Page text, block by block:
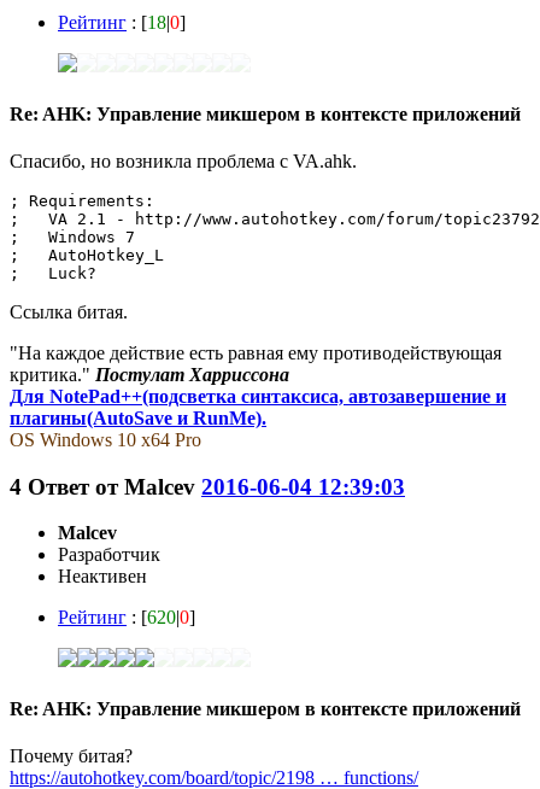
Рейтинг : [18|0]
Re: AHK: Управление микшером в контексте приложений
Спасибо, но возникла проблема с VA.ahk.
; Requirements:
;   VA 2.1 - http://www.autohotkey.com/forum/
;   Windows 7
;   AutoHotkey_L
;   Luck?
Ссылка битая.
"На каждое действие есть равная ему противодействующая
критика." Постулат Харриссона
Для NotePad++(подсветка синтаксиса, автозавершение и
плагины(AutoSave и RunMe).
OS Windows 10 x64 Pro
4 Ответ отMalcev 2016-06-04 12:39:03
Malcev
Разработчик
Неактивен
Рейтинг : [620|0]
Re: AHK: Управление микшером в контексте приложений
Почему битая?
https://autohotkey.com/board/topic/2198 … functions/